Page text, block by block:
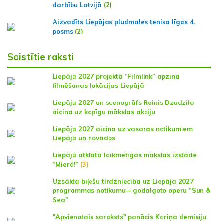
darbību Latvijā (2)
Aizvadīts Liepājas pludmales tenisa līgas 4.
posms (2)
Saistītie raksti
Liepāja 2027 projektā “Filmlink” apzina
filmēšanas lokācijas Liepājā
Liepāja 2027 un scenogrāfs Reinis Dzudzilo
aicina uz kopīgu mākslas akciju
Liepāja 2027 aicina uz vasaras notikumiem
Liepājā un novados
Liepājā atklāta laikmetīgās mākslas izstāde
“Mierā!” (3)
Uzsākta biļešu tirdzniecība uz Liepāja 2027
programmas notikumu – godalgoto operu “Sun &
Sea”
"Apvienotais saraksts" panācis Kariņa demisiju